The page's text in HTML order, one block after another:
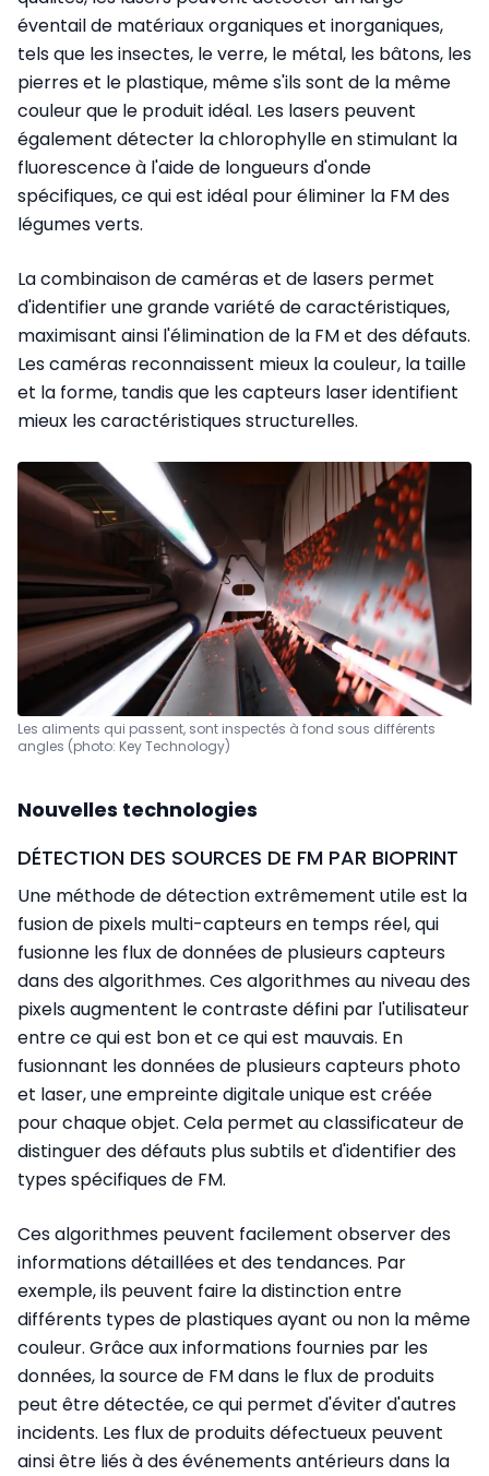
éventail de matériaux organiques et inorganiques,
tels que les insectes, le verre, le métal, les bâtons, les
pierres et le plastique, même s'ils sont de la même
couleur que le produit idéal. Les lasers peuvent
également détecter la chlorophylle en stimulant la
fluorescence à l'aide de longueurs d'onde
spécifiques, ce qui est idéal pour éliminer la FM des
légumes verts.
La combinaison de caméras et de lasers permet
d'identifier une grande variété de caractéristiques,
maximisant ainsi l'élimination de la FM et des défauts.
Les caméras reconnaissent mieux la couleur, la taille
et la forme, tandis que les capteurs laser identifient
mieux les caractéristiques structurelles.
Les aliments qui passent, sont inspectés à fond sous différents
angles (photo: Key Technology)
Nouvelles technologies
DÉTECTION DES SOURCES DE FM PAR BIOPRINT
Une méthode de détection extrêmement utile est la
fusion de pixels multi-capteurs en temps réel, qui
fusionne les flux de données de plusieurs capteurs
dans des algorithmes. Ces algorithmes au niveau des
pixels augmentent le contraste défini par l'utilisateur
entre ce qui est bon et ce qui est mauvais. En
fusionnant les données de plusieurs capteurs photo
et laser, une empreinte digitale unique est créée
pour chaque objet. Cela permet au classificateur de
distinguer des défauts plus subtils et d'identifier des
types spécifiques de FM.
Ces algorithmes peuvent facilement observer des
informations détaillées et des tendances. Par
exemple, ils peuvent faire la distinction entre
différents types de plastiques ayant ou non la même
couleur. Grâce aux informations fournies par les
données, la source de FM dans le flux de produits
peut être détectée, ce qui permet d'éviter d'autres
incidents. Les flux de produits défectueux peuvent
ainsi être liés à des événements antérieurs dans la